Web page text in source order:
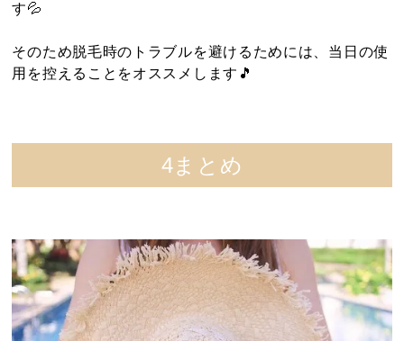
す💦
そのため脱毛時のトラブルを避けるためには、当日の使
用を控えることをオススメします🎵
4まとめ